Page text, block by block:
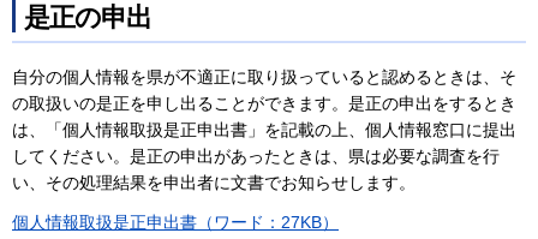
是正の申出
自分の個人情報を県が不適正に取り扱っていると認めるときは、そ
の取扱いの是正を申し出ることができます。是正の申出をするとき
は、「個人情報取扱是正申出書」を記載の上、個人情報窓口に提出
してください。是正の申出があったときは、県は必要な調査を行
い、その処理結果を申出者に文書でお知らせします。
個人情報取扱是正申出書（ワード：27KB）